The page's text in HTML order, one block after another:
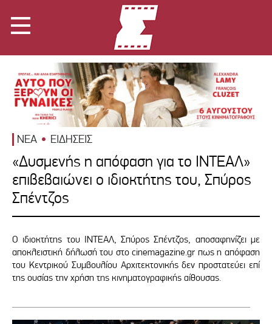
ΝΕΑ ΕΙΔΗΣΕΙΣ
«Δυσμενής η απόφαση για το ΙΝΤΕΑΛ»
επιβεβαιώνει ο ιδιοκτήτης του, Σπύρος
Σπέντζος
Ο ιδιοκτήτης του ΙΝΤΕΑΛ, Σπύρος Σπέντζος, αποσαφηνίζει με
αποκλειστική δήλωσή του στο cinemagazine.gr πως η απόφαση
του Κεντρικού Συμβουλίου Αρχιτεκτονικής δεν προστατεύει επί
της ουσίας την χρήση της κινηματογραφικής αίθουσας.